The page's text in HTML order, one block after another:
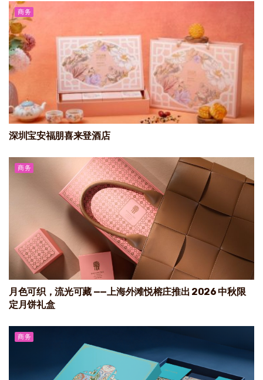
商务
深圳宝安福朋喜来登酒店
商务
月色可织，流光可藏 ——上海外滩悦榕庄推出 2026 中秋限
定月饼礼盒
商务